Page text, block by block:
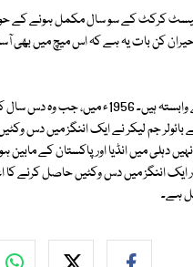
میں ٹیسٹ کرکٹ کے سو سال مکمل
ہے کہ اس میچ میں بھی آسٹریلیا نے 45 رنز سے
رچرڈ سٹروک ایک فنانس کنسلٹینسی کی
دہلی میں انڈیا اور پاکستان کے
اننگز میں دس وکٹیں حاصل کرنے کا
ہے۔